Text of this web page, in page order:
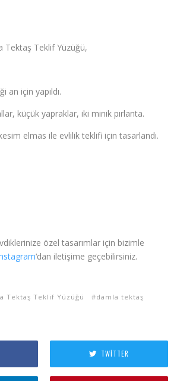
Tektaş Teklif Yüzüğü,
an için yapıldı.
küçük yapraklar, iki minik pırlanta.
elmas ile evlilik teklifi için tasarlandı.
özel tasarımlar için bizimle
‘dan iletişime geçebilirsiniz.
Tektaş Teklif Yüzüğü
damla tektaş
TWITTER